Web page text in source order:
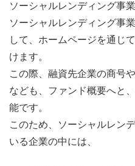
ソーシャルレンディング事
ソーシャルレンディング事
して、ホームページを通じ
けます。
この際、融資先企業の商号
なども、ファンド概要へと
能です。
このため、ソーシャルレン
いる企業の中には、